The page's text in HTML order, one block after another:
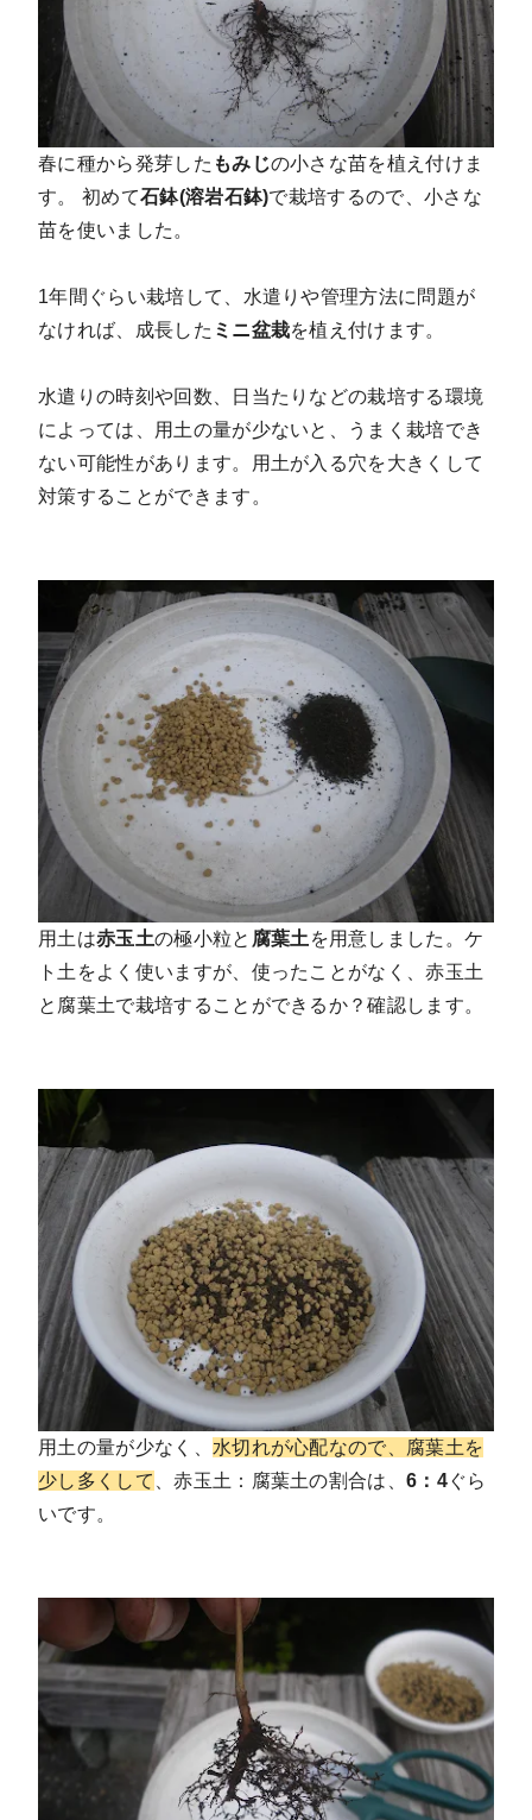
春に種から発芽した もみじの小さな苗を植え付けま
す。 初めて石鉢(溶岩石鉢)で栽培するので、小さな
苗を使いました。
1年間ぐらい栽培して、水遣りや管理方法に問題が
なければ、成長した ミニ盆栽を植え付けます。
水遣りの時刻や回数、日当たりなどの栽培する環境
によっては、用土の量が少ないと、うまく栽培でき
ない可能性があります。用土が入る穴を大きくして
対策することができます。
用土は赤玉土の極小粒と 腐葉土 を用意しました。ケ
ト土をよく使いますが、使ったことがなく、赤玉土
と腐葉土で栽培することができるか？確認します。
用土の量が少なく、 水切れが心配なので、腐葉土を
少し多くして
、赤玉土：腐葉土の割合は、6：4ぐら
いです。